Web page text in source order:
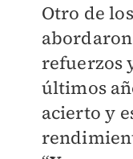
Otro de
refuerzos
últimos
acierto y